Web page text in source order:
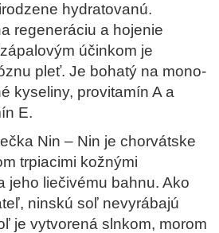
hydratovanú.
regeneráciu a hojenie
účinkom je
pleť. Je bohatý na mono-
kyseliny, provitamín A a
E.
Nin – Nin je chorvátske
trpiacimi kožnými
jeho liečivému bahnu. Ako
ninskú soľ nevyrábajú
je vytvorená slnkom, morom